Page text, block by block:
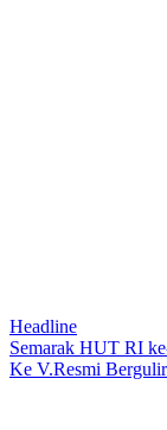
Headline
Semarak HUT RI
Ke V.Resmi